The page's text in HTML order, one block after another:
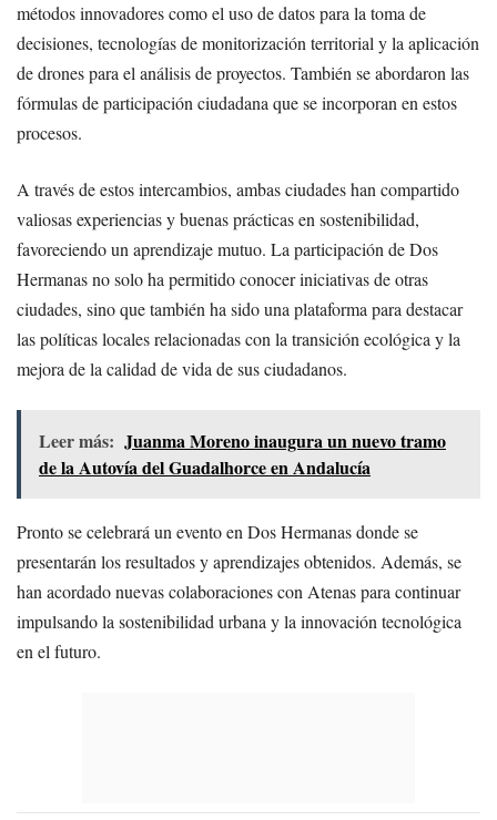
métodos innovadores como el uso de datos para la toma de
decisiones, tecnologías de monitorización territorial y la aplicación
de drones para el análisis de proyectos. También se abordaron las
fórmulas de participación ciudadana que se incorporan en estos
procesos.
A través de estos intercambios, ambas ciudades han compartido
valiosas experiencias y buenas prácticas en sostenibilidad,
favoreciendo un aprendizaje mutuo. La participación de Dos
Hermanas no solo ha permitido conocer iniciativas de otras
ciudades, sino que también ha sido una plataforma para destacar
las políticas locales relacionadas con la transición ecológica y la
mejora de la calidad de vida de sus ciudadanos.
Leer más: Juanma Moreno inaugura un nuevo tramo
de la Autovía del Guadalhorce en Andalucía
Pronto se celebrará un evento en Dos Hermanas donde se
presentarán los resultados y aprendizajes obtenidos. Además, se
han acordado nuevas colaboraciones con Atenas para continuar
impulsando la sostenibilidad urbana y la innovación tecnológica
en el futuro.